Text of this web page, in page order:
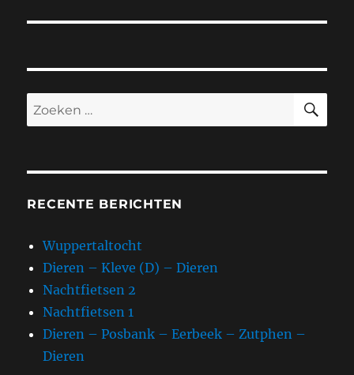
Zoeken
naar:
RECENTE BERICHTEN
Wuppertaltocht
Dieren – Kleve (D) – Dieren
Nachtfietsen 2
Nachtfietsen 1
Dieren – Posbank – Eerbeek – Zutphen –
Dieren